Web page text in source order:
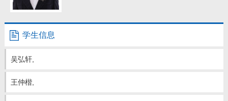
学生信息
我的相册
教师博客
招生信息
学生信息
吴弘轩,
王仲楷,